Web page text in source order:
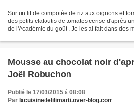
Sur un lit de compotée de riz aux oignons et
des petits clafoutis de tomates cerise d'après
de l'Académie du goût . Je les ai fait dans des
Mousse au chocolat noir
Joël Robuchon
Publié le 17/03/2015 à 08:08
Par lacuisinedelilimarti.over-blog.com